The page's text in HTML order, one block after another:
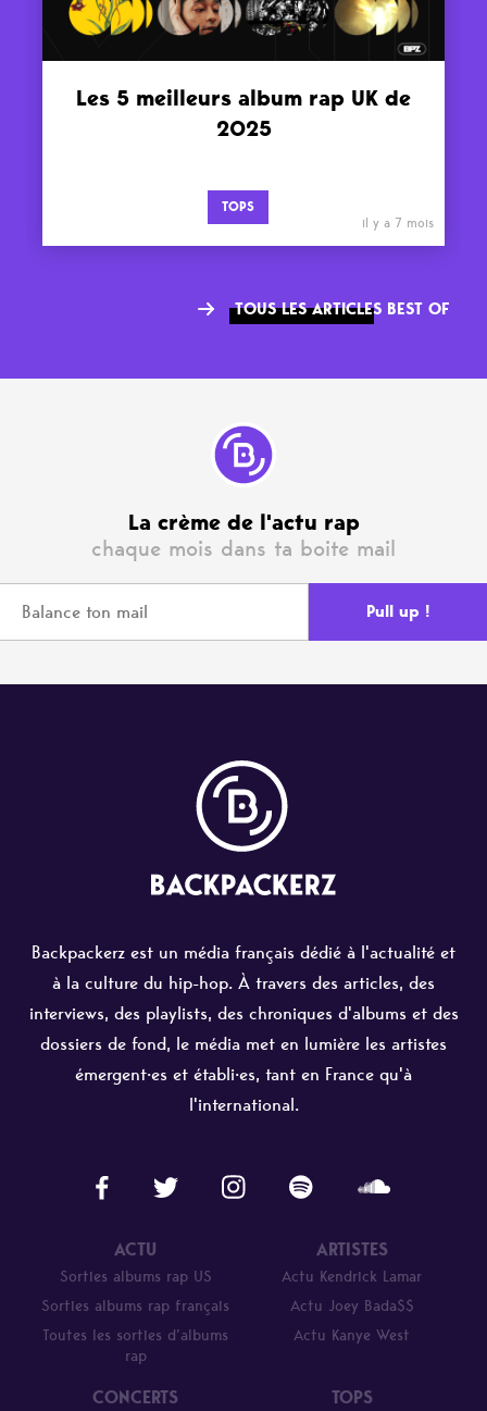
Les 5 meilleurs album rap UK de
2025
TOPS
il y a 7 mois
TOUS LES ARTICLES BEST OF
La crème de l'actu rap
chaque mois dans ta boite mail
Backpackerz est un média français dédié à l'actualité et
à la culture du hip-hop. À travers des articles, des
interviews, des playlists, des chroniques d'albums et des
dossiers de fond, le média met en lumière les artistes
émergent·es et établi·es, tant en France qu'à
l'international.
ACTU
Sorties albums rap US
Sorties albums rap français
Toutes les sorties d’albums
rap
ARTISTES
Actu Kendrick Lamar
Actu Joey Bada$$
Actu Kanye West
CONCERTS TOPS